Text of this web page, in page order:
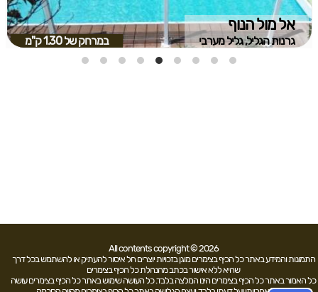
אל מול הנוף
גרנות הגליל, גליל מערבי במרחק של 1.30 ק"מ
All contents copyright © 2026
התמונות והמידע באתר כל הכיף בצימרים מוגן בזכויות יוצרים חל איסור להעתיק או להשתמש בכל דרך
שהיא ללא אישור בכתב מהנהלת כל הכיף בצימרים
כל האמור באתר כל הכיף בצימרים הינו המלצה בלבד. כל העושה שימוש באתר כל הכיף בצימרים עושה